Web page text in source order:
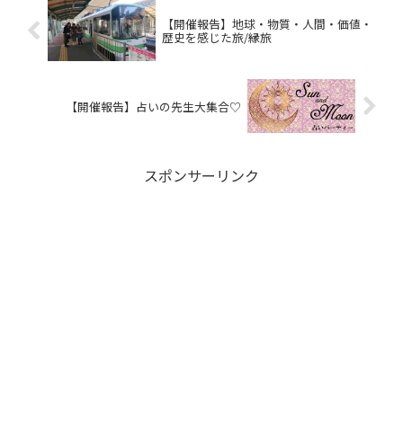
【開催報告】地球・物質・人間・価値・
歴史を感じた旅/縁旅
【開催報告】占いの先生大集合♡
スポンサーリンク